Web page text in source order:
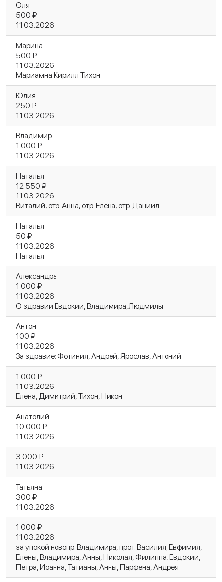
Оля
500 ₽
11.03.2026
Марина
500 ₽
11.03.2026
Мариамна Кирилл Тихон
Юлия
250 ₽
11.03.2026
Владимир
1 000 ₽
11.03.2026
Наталья
12 550 ₽
11.03.2026
Виталий, отр. Анна, отр. Елена, отр. Даниил
Наталья
50 ₽
11.03.2026
Наталья
Александра
1 000 ₽
11.03.2026
О здравии Евдокии, Владимира,Людмилы
Антон
100 ₽
11.03.2026
За здравие: Фотиния, Андрей, Ярослав, Антоний
1 000 ₽
11.03.2026
Елена, Димитрий, Тихон, Никон
Анатолий
10 000 ₽
11.03.2026
3 000 ₽
11.03.2026
Татьяна
300 ₽
11.03.2026
1 000 ₽
11.03.2026
за упокой новопр. Владимира, прот. Василия, Евфимия,
Елены, Владимира, Анны, Николая, Филиппа, Евдокии,
Петра, Иоанна, Татианы, Анны, Парфена, Андрея